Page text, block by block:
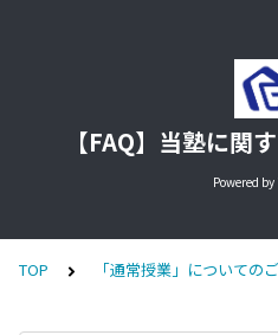
【FAQ】当塾に関
Powered by
TOP 「通常授業」についての